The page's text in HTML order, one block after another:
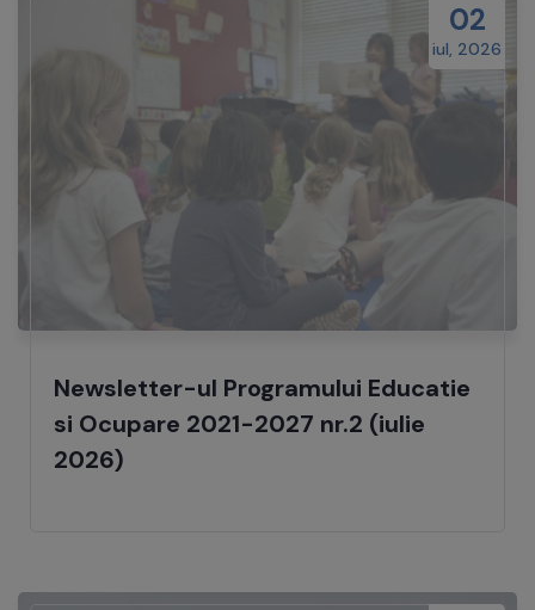
02
iul, 2026
Newsletter-ul Programului Educatie
si Ocupare 2021-2027 nr.2 (iulie
2026)